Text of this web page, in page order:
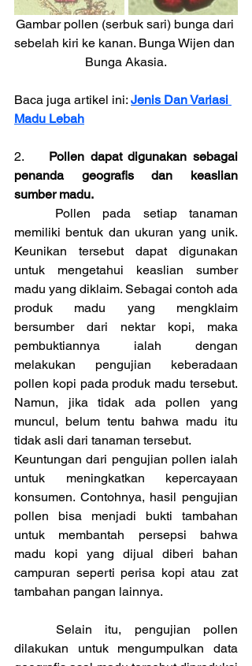
Gambar pollen (serbuk sari) bunga dari
sebelah kiri ke kanan. Bunga Wijen dan
Bunga Akasia.
Baca juga artikel ini: Jenis Dan Variasi
Madu Lebah
Pollen dapat digunakan sebagai
penanda geografis dan keaslian
sumber madu.
memiliki bentuk dan ukuran yang unik.
Keunikan tersebut dapat digunakan
untuk mengetahui keaslian sumber
madu yang diklaim. Sebagai contoh ada
produk madu yang mengklaim
bersumber dari nektar kopi, maka
pembuktiannya ialah dengan
melakukan pengujian keberadaan
pollen kopi pada produk madu tersebut.
Namun, jika tidak ada pollen yang
muncul, belum tentu bahwa madu itu
tidak asli dari tanaman tersebut.
Keuntungan dari pengujian pollen ialah
untuk meningkatkan kepercayaan
konsumen. Contohnya, hasil pengujian
pollen bisa menjadi bukti tambahan
untuk membantah persepsi bahwa
madu kopi yang dijual diberi bahan
campuran seperti perisa kopi atau zat
tambahan pangan lainnya.
dilakukan untuk mengumpulkan data